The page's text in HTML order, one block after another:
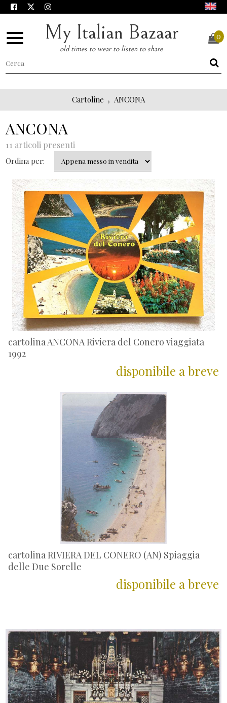
My Italian Bazaar
old times to wear to listen to share
0
Cartoline ANCONA
ANCONA
11 articoli presenti
Ordina per:
cartolina ANCONA Riviera del Conero viaggiata
1992
disponibile a breve
cartolina RIVIERA DEL CONERO (AN) Spiaggia
delle Due Sorelle
disponibile a breve